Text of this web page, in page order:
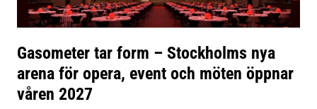
Gasometer tar form – Stockholms nya
arena för opera, event och möten öppnar
våren 2027